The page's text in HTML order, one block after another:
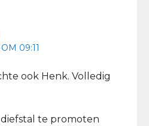
09:11
ook Henk. Volledig
te promoten